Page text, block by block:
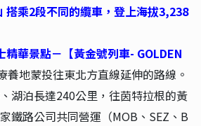
搭乘2段不同的纜車，登上海拔3,238
精華景點－【黃金號列車- GOLDEN
養地蒙投往東北方直線延伸的路線。
湖泊長達240公里，往茵特拉根的黃
鐵路公司共同營運（MOB、SEZ、B